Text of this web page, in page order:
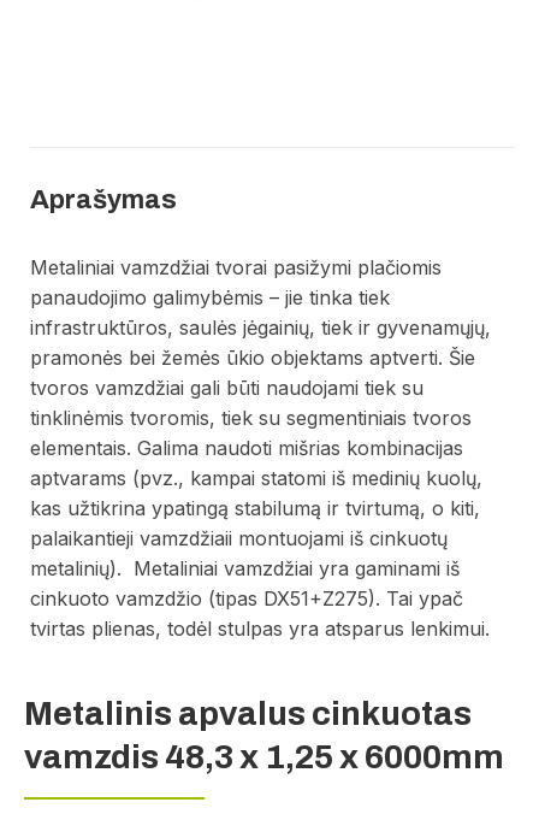
Aprašymas
Metaliniai vamzdžiai tvorai pasižymi plačiomis
panaudojimo galimybėmis – jie tinka tiek
infrastruktūros, saulės jėgainių, tiek ir gyvenamųjų,
pramonės bei žemės ūkio objektams aptverti. Šie
tvoros vamzdžiai gali būti naudojami tiek su
tinklinėmis tvoromis, tiek su segmentiniais tvoros
elementais. Galima naudoti mišrias kombinacijas
aptvarams (pvz., kampai statomi iš medinių kuolų,
kas užtikrina ypatingą stabilumą ir tvirtumą, o kiti,
palaikantieji vamzdžiaii montuojami iš cinkuotų
metalinių). Metaliniai vamzdžiai yra gaminami iš
cinkuoto vamzdžio (tipas DX51+Z275). Tai ypač
tvirtas plienas, todėl stulpas yra atsparus lenkimui.
Metalinis apvalus cinkuotas
vamzdis 48,3 x 1,25 x 6000mm